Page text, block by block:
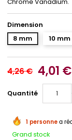
Dimension
8 mm
10 mm
4,26 € 4,01 €
Quantité
1 personnea
Grand stock